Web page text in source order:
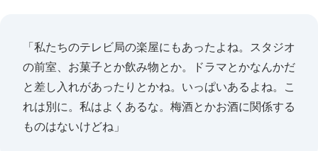
「私たちのテレビ局の楽屋にもあったよね。スタジオ
の前室、お菓子とか飲み物とか。ドラマとかなんかだ
と差し入れがあったりとかね。いっぱいあるよね。こ
れは別に。私はよくあるな。梅酒とかお酒に関係する
ものはないけどね」